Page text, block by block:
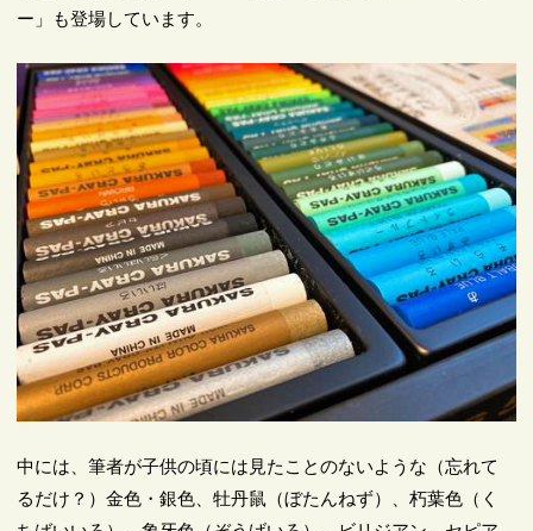
ー」も登場しています。
中には、筆者が子供の頃には見たことのないような（忘れて
るだけ？）金色・銀色、牡丹鼠（ぼたんねず）、朽葉色（く